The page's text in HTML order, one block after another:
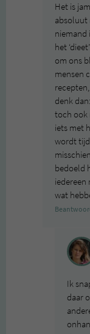
Het is
absoluut
niemand
het
om ons
mensen
denk
toch ook
iets met
wordt tijd
bedoeld
iedereen
wat
Ik
daar